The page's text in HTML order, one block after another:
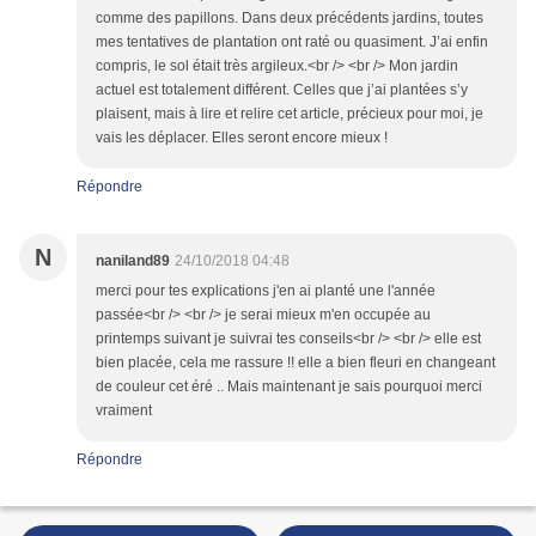
comme des papillons. Dans deux précédents jardins, toutes
mes tentatives de plantation ont raté ou quasiment. J’ai enfin
compris, le sol était très argileux.<br /> <br /> Mon jardin
actuel est totalement différent. Celles que j’ai plantées s’y
plaisent, mais à lire et relire cet article, précieux pour moi, je
vais les déplacer. Elles seront encore mieux !
Répondre
N naniland89 24/10/2018 04:48
merci pour tes explications j'en ai planté une l'année
passée<br /> <br /> je serai mieux m'en occupée au
printemps suivant je suivrai tes conseils<br /> <br /> elle est
bien placée, cela me rassure !! elle a bien fleuri en changeant
de couleur cet éré .. Mais maintenant je sais pourquoi merci
vraiment
Répondre